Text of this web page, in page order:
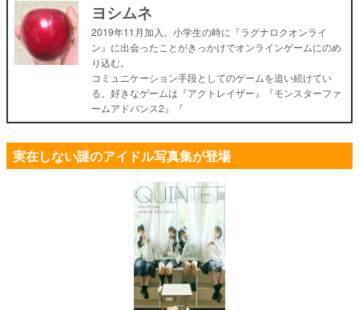
ヨシムネ
2019年11月加入。小学生の時に『ラグナロクオンライ
ン』に出会ったことがきっかけでオンラインゲームにのめ
り込む。
コミュニケーション手段としてのゲームを追い続けてい
る。好きなゲームは『アクトレイザー』『モンスターファ
ームアドバンス2』『
実在しない謎のアイドル写真集が登場